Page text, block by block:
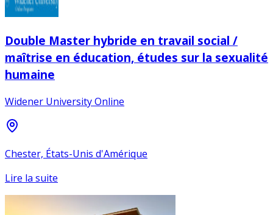
Double Master hybride en travail social /
maîtrise en éducation, études sur la sexualité
humaine
Widener University Online
Chester, États-Unis d'Amérique
Lire la suite